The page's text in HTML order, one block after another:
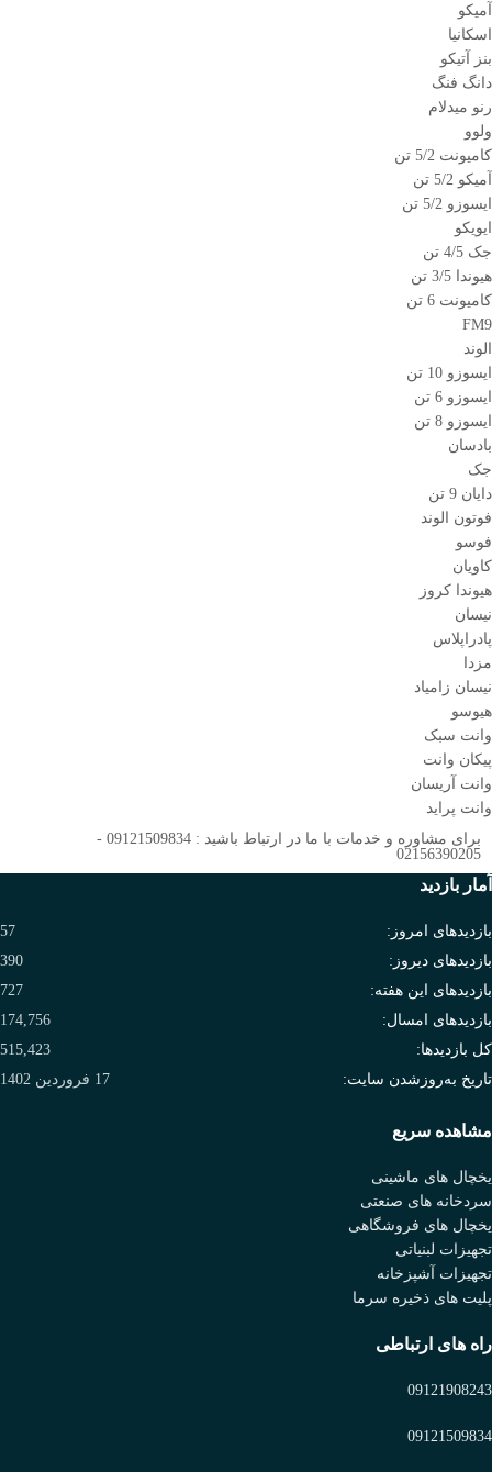
آمیکو
اسکانیا
بنز آتیکو
دانگ فنگ
رنو میدلام
ولوو
کامیونت 5/2 تن
آمیکو 5/2 تن
ایسوزو 5/2 تن
ایویکو
جک 4/5 تن
هیوندا 3/5 تن
کامیونت 6 تن
FM9
الوند
ایسوزو 10 تن
ایسوزو 6 تن
ایسوزو 8 تن
بادسان
جک
دایان 9 تن
فوتون الوند
فوسو
کاویان
هیوندا کروز
نیسان
پادراپلاس
مزدا
نیسان زامیاد
هیوسو
وانت سبک
پیکان وانت
وانت آریسان
وانت پراید
برای مشاوره و خدمات با ما در ارتباط باشید : 09121509834 -
02156390205
آمار بازدید
بازدیدهای امروز:
57
بازدیدهای دیروز:
390
بازدیدهای این هفته:
727
بازدیدهای امسال:
174,756
کل بازدیدها:
515,423
تاریخ به‌روزشدن سایت:
17 فروردین 1402
مشاهده سریع
یخچال های ماشینی
سردخانه های صنعتی
یخچال های فروشگاهی
تجهیزات لبنیاتی
تجهیزات آشپزخانه
پلیت های ذخیره سرما
راه های ارتباطی
09121908243
09121509834